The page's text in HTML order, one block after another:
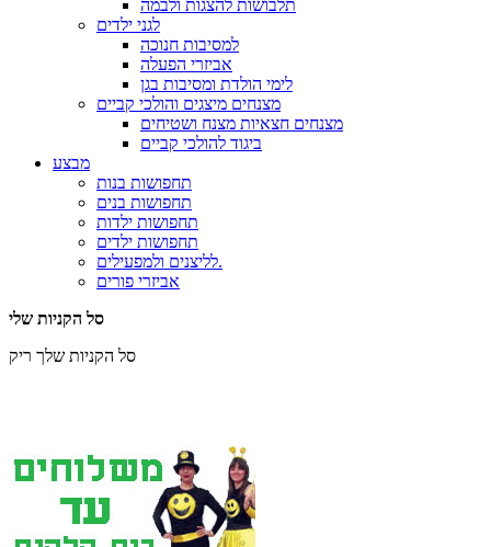
תלבושות להצגות ולבמה
לגני ילדים
למסיבות חנוכה
אביזרי הפעלה
לימי הולדת ומסיבות בגן
מצנחים מיצגים והולכי קביים
מצנחים חצאיות מצנח ושטיחים
ביגוד להולכי קביים
מבצע
תחפושות בנות
תחפושות בנים
תחפושות ילדות
תחפושות ילדים
לליצנים ולמפעילים.
אביזרי פורים
סל הקניות שלי
סל הקניות שלך ריק